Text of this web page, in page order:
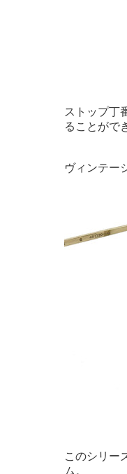
ストップ丁
ることがで
ヴィンテー
このシリー
ム。